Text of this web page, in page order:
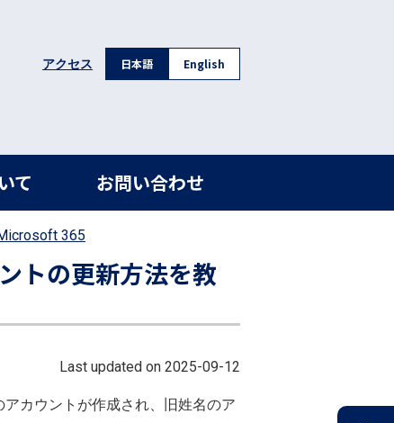
アクセス 日本語 English
て お問い合わせ
365
トの更新方法を教
Last updated on 2025-09-12
カウントが作成され、旧姓名のア